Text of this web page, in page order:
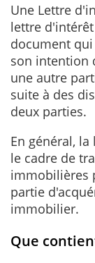
Une Lettre
lettre
document
son intention
une autre
suite à des
deux parties.
En général,
le cadre de
immobilières
partie
immobilier.
Que